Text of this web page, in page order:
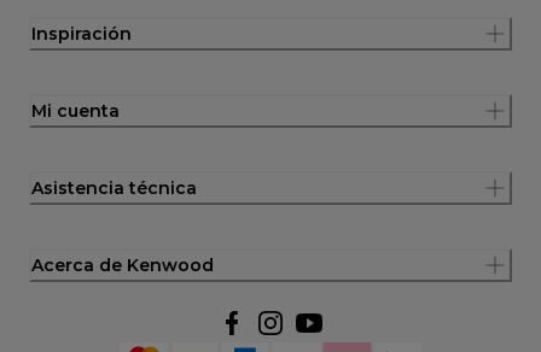
Inspiración
Mi cuenta
Asistencia técnica
Acerca de Kenwood